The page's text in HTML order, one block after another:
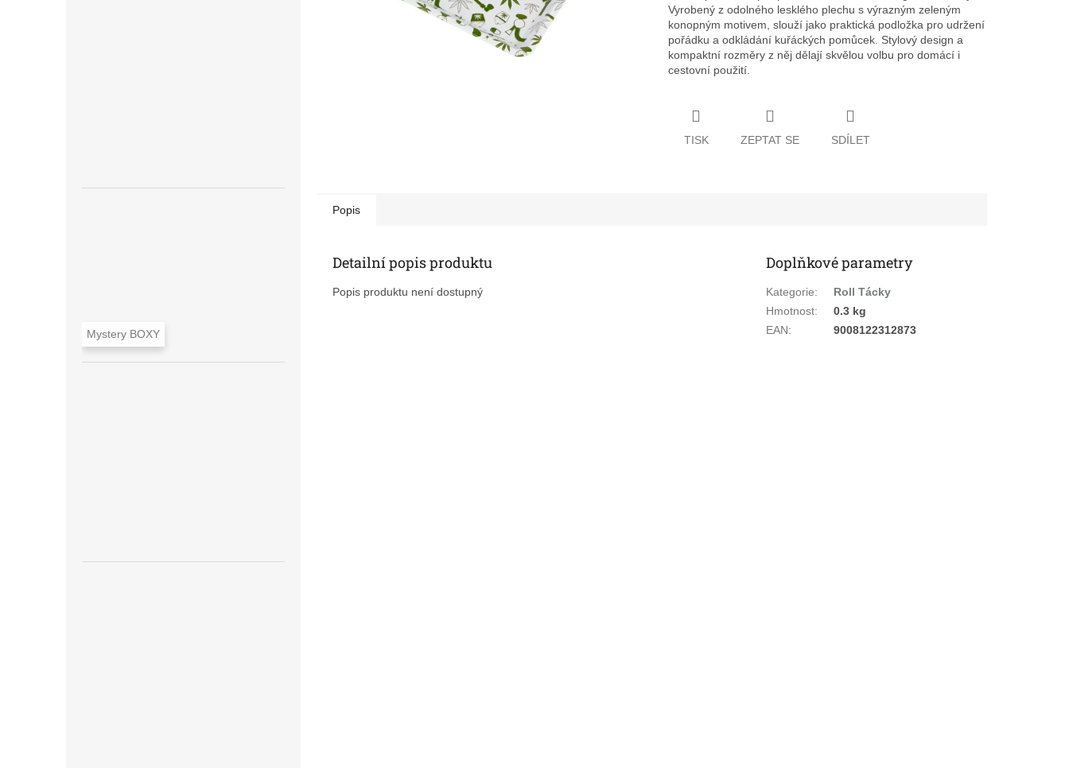
Mystery BOXY
Vyrobený z odolného lesklého plechu s výrazným zeleným
konopným motivem, slouží jako praktická podložka pro udržení
pořádku a odkládání kuřáckých pomůcek. Stylový design a
kompaktní rozměry z něj dělají skvělou volbu pro domácí i
cestovní použití.
TISK ZEPTAT SE SDÍLET
Popis
Detailní popis produktu
Popis produktu není dostupný
Doplňkové parametry
Kategorie:
Roll Tácky
Hmotnost:
0.3 kg
EAN: 9008122312873